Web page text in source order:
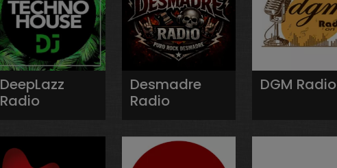
DeepLazz
Radio
Desmadre
Radio
DGM Radio